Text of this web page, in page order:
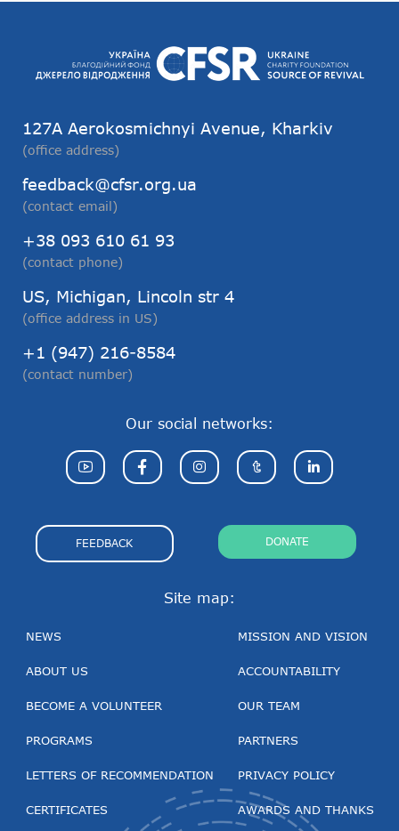
127А Aerokosmichnyi Avenue, Kharkiv
(office address)
feedback@cfsr.org.ua
(contact email)
+38 093 610 61 93
(contact phone)
US, Michigan, Lincoln str 4
(office address in US)
+1 (947) 216-8584
(contact number)
Site map:
NEWS
ABOUT US
BECOME A VOLUNTEER
PROGRAMS
LETTERS OF RECOMMENDATION
CERTIFICATES
MISSION AND VISION
ACCOUNTABILITY
OUR TEAM
PARTNERS
PRIVACY POLICY
AWARDS AND THANKS
Our social networks:
FEEDBACK DONATE